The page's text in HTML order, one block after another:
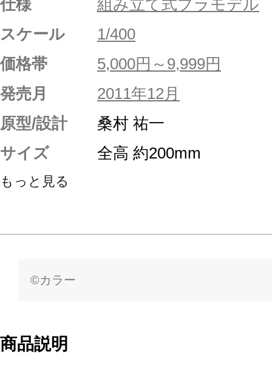
仕様
組み立て式プラモデル
スケール
1/400
価格帯
5,000円～9,999円
発売月
2011年12月
原型/設計
桑村 祐一
サイズ
全高 約200mm
もっと見る
©カラー
商品説明